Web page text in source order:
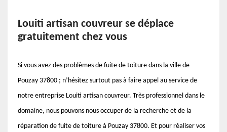
Louiti artisan couvreur se déplace
gratuitement chez vous
Si vous avez des problèmes de fuite de toiture dans la ville de
Pouzay 37800 ; n’hésitez surtout pas à faire appel au service de
notre entreprise Louiti artisan couvreur. Très professionnel dans le
domaine, nous pouvons nous occuper de la recherche et de la
réparation de fuite de toiture à Pouzay 37800. Et pour réaliser vos